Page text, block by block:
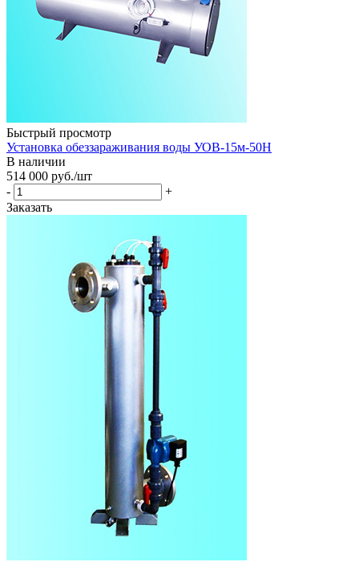
Быстрый просмотр
Установка обеззараживания воды УОВ-15м-50Н
В наличии
514 000 руб./шт
-
+
Заказать